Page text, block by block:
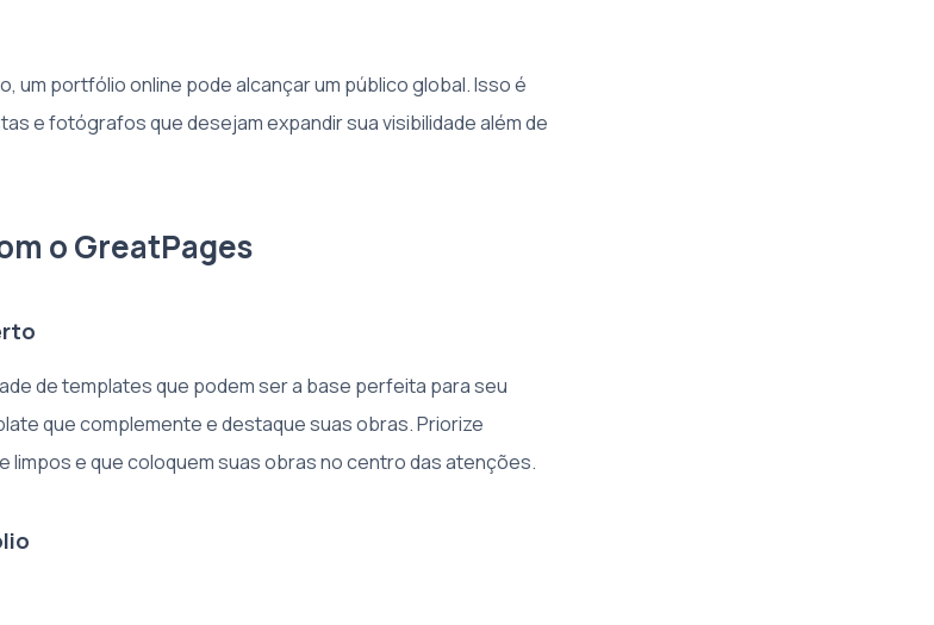
um portfólio online pode alcançar um público global. Isso é
e fotógrafos que desejam expandir sua visibilidade além de
o GreatPages
de templates que podem ser a base perfeita para seu
que complemente e destaque suas obras. Priorize
limpos e que coloquem suas obras no centro das atenções.